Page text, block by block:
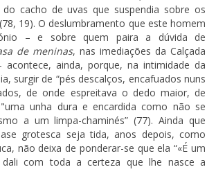
do cacho de uvas que suspendia sobre os
19). O deslumbramento que este homem
– e sobre quem paira a dúvida de
de meninas, nas imediações da Calçada
acontece, ainda, porque, na intimidade da
surgir de “pés descalços, encafuados nuns
de onde espreitava o dedo maior, de
unha dura e encardida como não se
a um limpa-chaminés” (77). Ainda que
grotesca seja tida, anos depois, como
não deixa de ponderar-se que ela “«É um
com toda a certeza que lhe nasce a